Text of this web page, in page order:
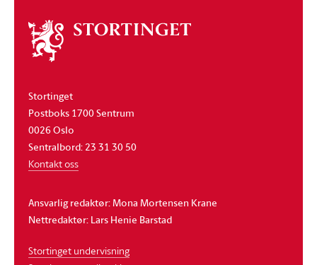
Om
stortinget
Stortinget
Postboks 1700 Sentrum
0026 Oslo
Sentralbord: 23 31 30 50
Kontakt oss
Ansvarlig redaktør: Mona Mortensen Krane
Nettredaktør: Lars Henie Barstad
Stortinget undervisning